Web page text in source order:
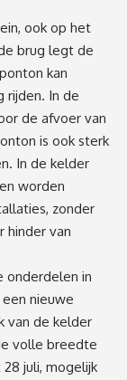
ook op het
brug legt de
kan
rijden. In de
de afvoer van
is ook sterk
In de kelder
worden
zonder
hinder van
onderdelen in
nieuwe
van de kelder
volle breedte
juli, mogelijk